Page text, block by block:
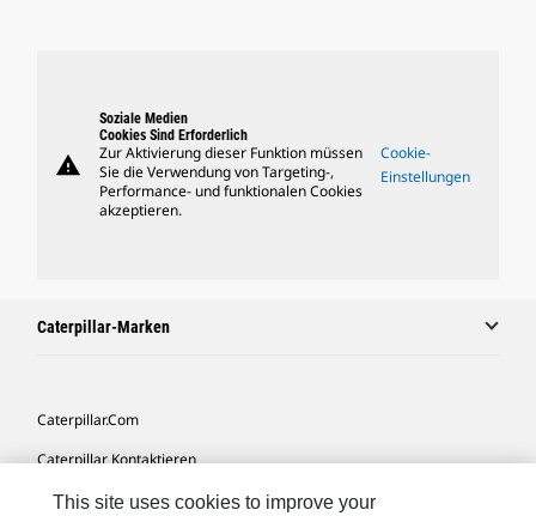
warning
Soziale Medien
Cookies Sind Erforderlich
Zur Aktivierung dieser Funktion müssen
Sie die Verwendung von Targeting-,
Performance- und funktionalen Cookies
akzeptieren.
Cookie-
Einstellungen
Caterpillar-Marken
Caterpillar.com
Caterpillar Kontaktieren
Meine Marketing-Präferenzen
This site uses cookies to improve your